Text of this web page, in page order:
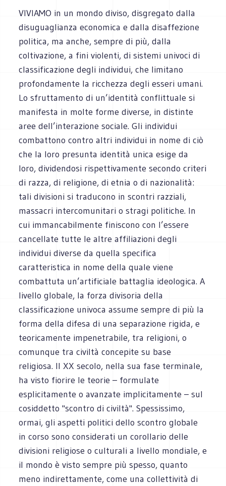
VIVIAMO in un mondo diviso, disgregato dalla
disuguaglianza economica e dalla disaffezione
politica, ma anche, sempre di più, dalla
coltivazione, a fini violenti, di sistemi univoci di
classificazione degli individui, che limitano
profondamente la ricchezza degli esseri umani.
Lo sfruttamento di un’identità conflittuale si
manifesta in molte forme diverse, in distinte
aree dell’interazione sociale. Gli individui
combattono contro altri individui in nome di ciò
che la loro presunta identità unica esige da
loro, dividendosi rispettivamente secondo criteri
di razza, di religione, di etnia o di nazionalità:
tali divisioni si traducono in scontri razziali,
massacri intercomunitari o stragi politiche. In
cui immancabilmente finiscono con l’essere
cancellate tutte le altre affiliazioni degli
individui diverse da quella specifica
caratteristica in nome della quale viene
combattuta un’artificiale battaglia ideologica. A
livello globale, la forza divisoria della
classificazione univoca assume sempre di più la
forma della difesa di una separazione rigida, e
teoricamente impenetrabile, tra religioni, o
comunque tra civiltà concepite su base
religiosa. Il XX secolo, nella sua fase terminale,
ha visto fiorire le teorie – formulate
esplicitamente o avanzate implicitamente – sul
cosiddetto "scontro di civiltà". Spessissimo,
ormai, gli aspetti politici dello scontro globale
in corso sono considerati un corollario delle
divisioni religiose o culturali a livello mondiale, e
il mondo è visto sempre più spesso, quanto
meno indirettamente, come una collettività di